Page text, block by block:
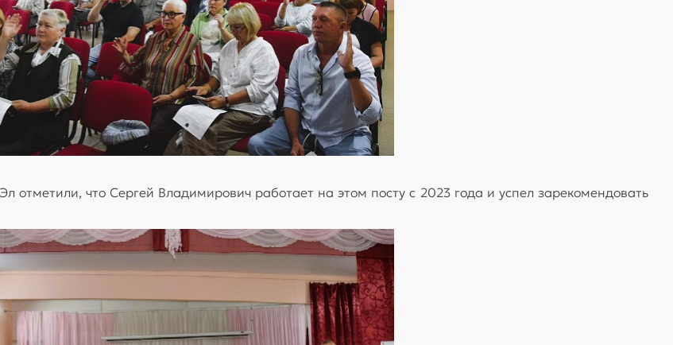
отметили, что Сергей Владимирович работает на этом посту с 2023 года и успел зарекомендовать